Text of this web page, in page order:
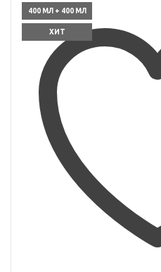
400 МЛ + 400 МЛ
ХИТ